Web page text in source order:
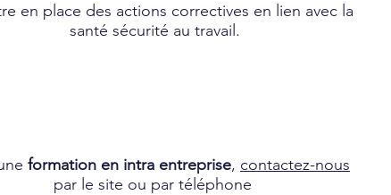
en place des actions correctives en lien avec la
santé sécurité au travail.
formation en intra entreprise, contactez-nous
par le site ou par téléphone